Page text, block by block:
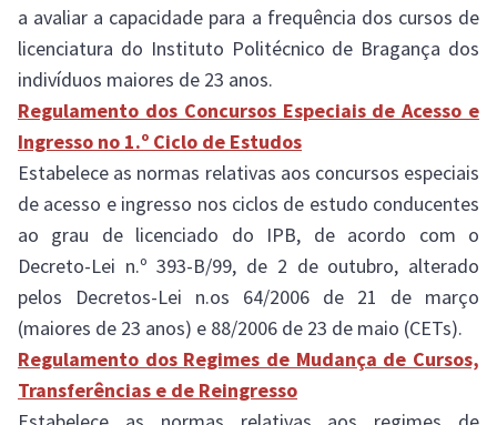
a avaliar a capacidade para a frequência dos cursos de
licenciatura do Instituto Politécnico de Bragança dos
indivíduos maiores de 23 anos.
Regulamento dos Concursos Especiais de Acesso e
Ingresso no 1.º Ciclo de Estudos
Estabelece as normas relativas aos concursos especiais
de acesso e ingresso nos ciclos de estudo conducentes
ao grau de licenciado do IPB, de acordo com o
Decreto-Lei n.º 393-B/99, de 2 de outubro, alterado
pelos Decretos-Lei n.os 64/2006 de 21 de março
(maiores de 23 anos) e 88/2006 de 23 de maio (CETs).
Regulamento dos Regimes de Mudança de Cursos,
Transferências e de Reingresso